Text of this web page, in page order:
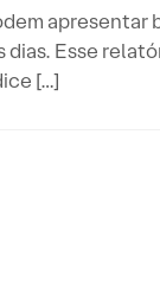
apresentar
Esse
[…]